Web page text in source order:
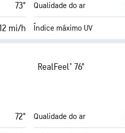
73°
mi/h
Qualidade do ar
Índice máximo UV
AccuLumen Brightness
Cobertura de nuvens
RealFeel® 76°
72° Qualidade do ar